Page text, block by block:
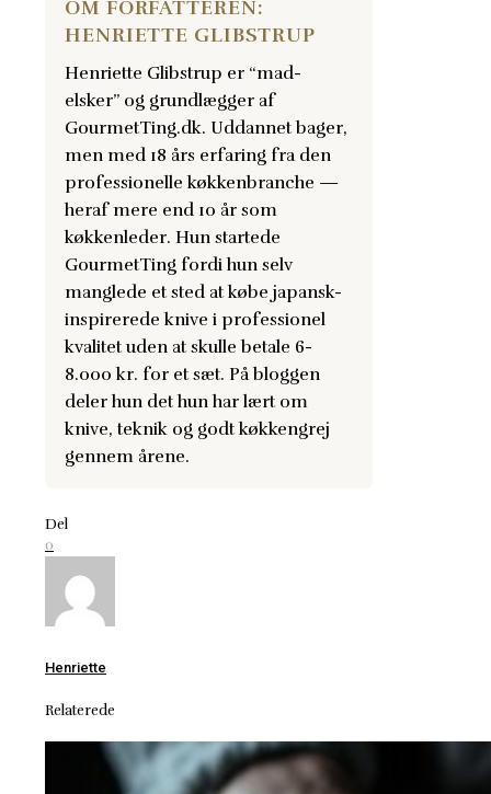
OM FORFATTEREN:
HENRIETTE GLIBSTRUP
Henriette Glibstrup er “mad-
elsker” og grundlægger af
GourmetTing.dk. Uddannet bager,
men med 18 års erfaring fra den
professionelle køkkenbranche —
heraf mere end 10 år som
køkkenleder. Hun startede
GourmetTing fordi hun selv
manglede et sted at købe japansk-
inspirerede knive i professionel
kvalitet uden at skulle betale 6-
8.000 kr. for et sæt. På bloggen
deler hun det hun har lært om
knive, teknik og godt køkkengrej
gennem årene.
Del
0
Henriette
Relaterede